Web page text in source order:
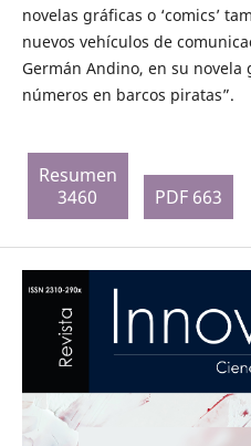
novelas gráficas o ‘comics’
nuevos vehículos de
Germán Andino, en su novela
números en barcos piratas”.
Resumen
3460
PDF 663